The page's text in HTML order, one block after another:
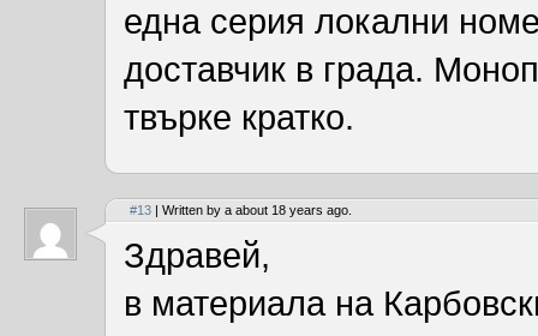
една серия локални
доставчик в града.
твърке кратко.
#13 | Written by a about 18 years ago.
Здравей,
в материала на